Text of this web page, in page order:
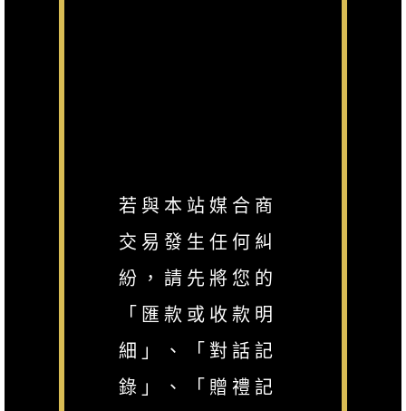
若與本站媒合商
交易發生任何糾
紛，請先將您的
「匯款或收款明
細」、「對話記
錄」、「贈禮記